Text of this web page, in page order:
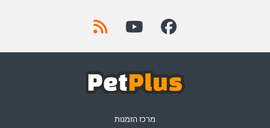
מרכז הזמנות